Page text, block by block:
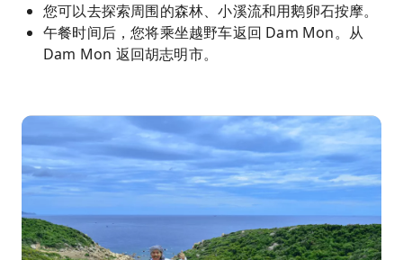
您可以去探索周围的森林、小溪流和用鹅卵石按摩。
午餐时间后，您将乘坐越野车返回 Dam Mon。从
Dam Mon 返回胡志明市。